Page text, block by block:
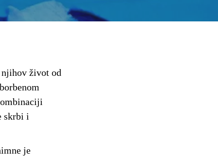
njihov život od
skrbi i
je